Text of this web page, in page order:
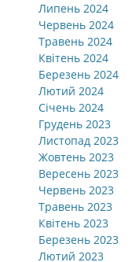
Липень 2024
Червень 2024
Травень 2024
Квітень 2024
Березень 2024
Лютий 2024
Січень 2024
Грудень 2023
Листопад 2023
Жовтень 2023
Вересень 2023
Червень 2023
Травень 2023
Квітень 2023
Березень 2023
Лютий 2023